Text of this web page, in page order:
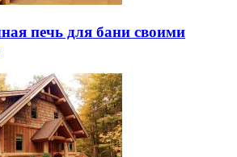
печь для бани своими